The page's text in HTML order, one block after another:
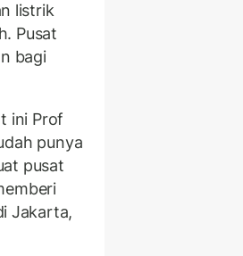
listrik
Pusat
bagi
ini Prof
punya
pusat
Jakarta,